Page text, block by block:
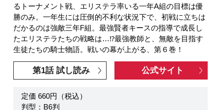
るトーナメント戦、エリステラ率いる一年A組の目標は優
勝のみ。一年生には圧倒的不利な状況下で、初戦に立ちは
だかるのは強敵三年F組。最強賢者キースの指導で成長し
たエリステラたちの戦略は…⁉最強教師と、無敵を目指す
生徒たちの騎士物語。戦いの幕が上がる、第６巻！
第1話 試し読み 公式サイト
定価 660円（税込）
判型：B6判